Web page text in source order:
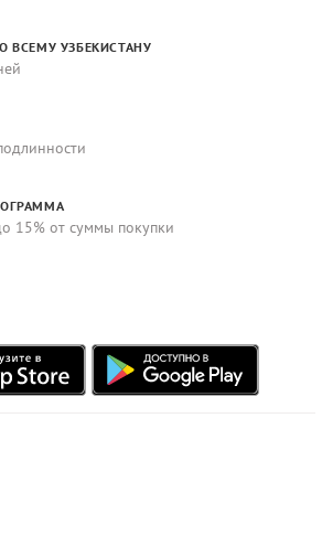
ВСЕМУ УЗБЕКИСТАНУ
15% от суммы покупки